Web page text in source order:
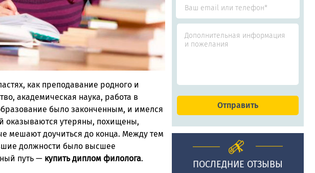
как преподавание родного и
академическая наука, работа в
было законченным, и имелся
оказываются утеряны, похищены,
мешают доучиться до конца. Между тем
должности было высшее
путь — купить диплом филолога.
ПОСЛЕДНИЕ ОТЗЫВЫ